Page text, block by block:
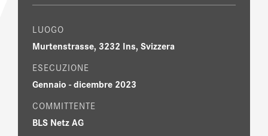
LUOGO
Murtenstrasse, 3232 Ins, Svizzera
ESECUZIONE
Gennaio - dicembre 2023
COMMITTENTE
BLS Netz AG